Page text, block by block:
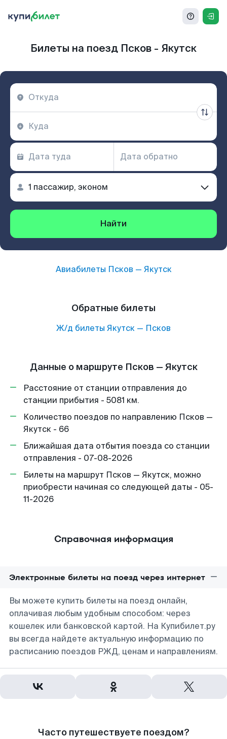
Билеты на поезд Псков - Якутск
Найти
Авиабилеты Псков — Якутск
Обратные билеты
Ж/д билеты Якутск — Псков
Данные о маршруте Псков — Якутск
Расстояние от станции отправления до
станции прибытия - 5081 км.
Количество поездов по направлению Псков —
Якутск - 66
Ближайшая дата отбытия поезда со станции
отправления - 07-08-2026
Билеты на маршрут Псков — Якутск, можно
приобрести начиная со следующей даты - 05-
11-2026
Справочная информация
Электронные билеты на поезд через интернет
Вы можете купить билеты на поезд онлайн,
оплачивая любым удобным способом: через
кошелек или банковской картой. На Купибилет.ру
вы всегда найдете актуальную информацию по
расписанию поездов РЖД, ценам и направлениям.
Часто путешествуете поездом?